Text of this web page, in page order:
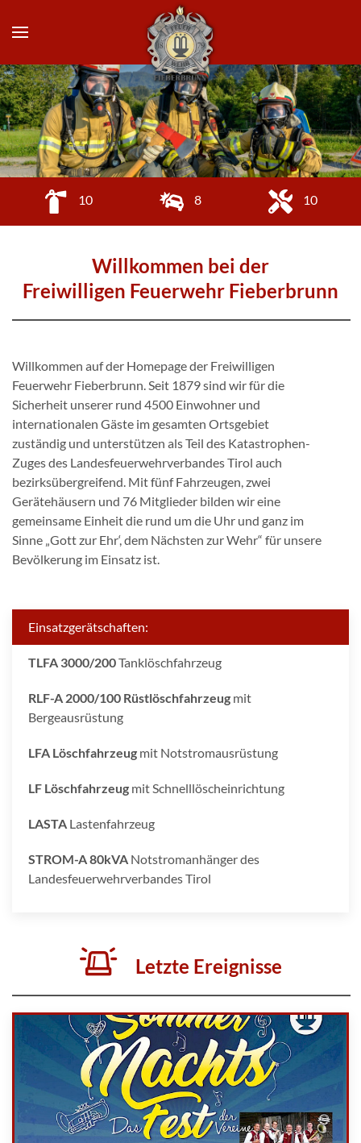
10 8 10
Willkommen bei der
Freiwilligen Feuerwehr Fieberbrunn
Willkommen auf der Homepage der Freiwilligen
Feuerwehr Fieberbrunn. Seit 1879 sind wir für die
Sicherheit unserer rund 4500 Einwohner und
internationalen Gäste im gesamten Ortsgebiet
zuständig und unterstützen als Teil des Katastrophen-
Zuges des Landesfeuerwehrverbandes Tirol auch
bezirksübergreifend. Mit fünf Fahrzeugen, zwei
Gerätehäusern und 76 Mitglieder bilden wir eine
gemeinsame Einheit die rund um die Uhr und ganz im
Sinne „Gott zur Ehr‘, dem Nächsten zur Wehr“ für unsere
Bevölkerung im Einsatz ist.
Einsatzgerätschaften:
TLFA 3000/200Tanklöschfahrzeug
RLF-A 2000/100 Rüstlöschfahrzeug mit
Bergeausrüstung
LFA Löschfahrzeug mit Notstromausrüstung
LF Löschfahrzeug mit Schnelllöscheinrichtung
LASTA Lastenfahrzeug
STROM-A 80kVA Notstromanhänger des
Landesfeuerwehrverbandes Tirol
Letzte Ereignisse